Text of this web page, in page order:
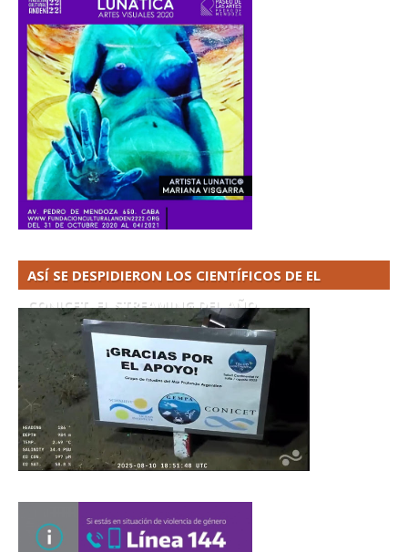
ASÍ SE DESPIDIERON LOS CIENTÍFICOS DE EL
CONICET. EL STREAMING DEL AÑO